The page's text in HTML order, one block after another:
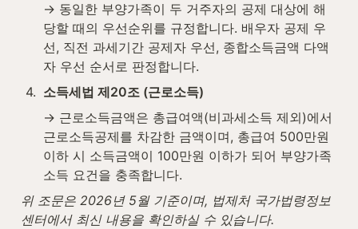
→ 동일한 부양가족이 두 거주자의 공제 대상에 해
당할 때의 우선순위를 규정합니다. 배우자 공제 우
선, 직전 과세기간 공제자 우선, 종합소득금액 다액
자 우선 순서로 판정합니다.
4. 소득세법 제20조 (근로소득)
→ 근로소득금액은 총급여액(비과세소득 제외)에서
근로소득공제를 차감한 금액이며, 총급여 500만원
이하 시 소득금액이 100만원 이하가 되어 부양가족
소득 요건을 충족합니다.
위 조문은 2026년 5월 기준이며, 법제처 국가법령정보
센터에서 최신 내용을 확인하실 수 있습니다.